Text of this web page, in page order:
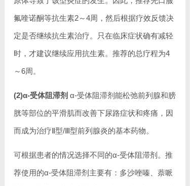
氟喹诺酮等抗生素2～4周，然后根据疗效反馈决
定是否继续抗生素治疗。只在临床症状确有减轻
时，才建议继续应用抗生素。推荐的总疗程为4
～6周。
(2)α-受体阻滞剂 α-受体阻滞剂能松弛前列腺和膀
胱等部位的平滑肌而改善下尿路症状和疼痛，因
而成为治疗Ⅱ型/Ⅲ型前列腺炎的基本药物。
可根据患者的情况选择不同的α-受体阻滞剂。推
荐使用的α-受体阻滞剂主要有：多沙唑嗪、萘哌